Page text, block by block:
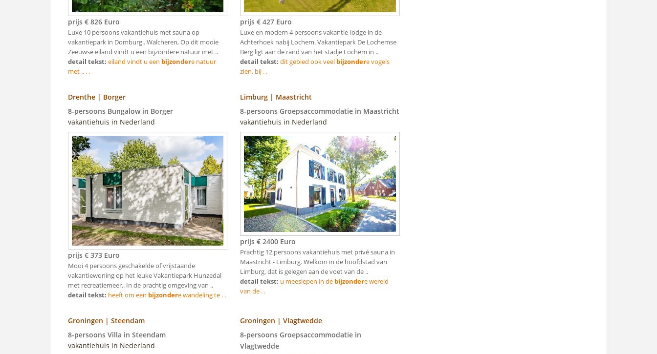
prijs € 826 Euro
Luxe 10 persoons vakantiehuis met sauna op
vakantiepark in Domburg.. Walcheren, Op dit mooie
Zeeuwse eiland vindt u een bijzondere natuur met ..
detail tekst: eiland vindt u een bijzondere natuur
met .. . .
prijs € 427 Euro
Luxe en modern 4 persoons vakantie-lodge in de
Achterhoek nabij Lochem. Vakantiepark De Lochemse
Berg ligt aan de rand van het stadje Lochem in ..
detail tekst: dit gebied ook veel bijzondere vogels
zien. bij . .
Drenthe | Borger
8-persoons Bungalow in Borger
vakantiehuis in Nederland
prijs € 373 Euro
Mooi 4 persoons geschakelde of vrijstaande
vakantiewoning op het leuke Vakantiepark Hunzedal
met recreatiemeer.. In de prachtig omgeving van ..
detail tekst: heeft om een bijzondere wandeling te . .
Limburg | Maastricht
8-persoons Groepsaccommodatie in Maastricht
vakantiehuis in Nederland
prijs € 2400 Euro
Prachtig 12 persoons vakantiehuis met privé sauna in
Maastricht - Limburg. Welkom in de hoofdstad van
Limburg, dat is gelegen aan de voet van de ..
detail tekst: u meeslepen in de bijzondere wereld
van de . .
Groningen | Steendam
8-persoons Villa in Steendam
vakantiehuis in Nederland
Groningen | Vlagtwedde
8-persoons Groepsaccommodatie in
Vlagtwedde